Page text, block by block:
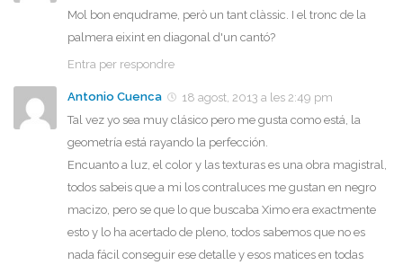
Mol bon enqudrame, però un tant clàssic. I el tronc de la
palmera eixint en diagonal d'un cantó?
Entra per respondre
Antonio Cuenca
18 agost, 2013 a les 2:49 pm
Tal vez yo sea muy clásico pero me gusta como está, la
geometría está rayando la perfección.
Encuanto a luz, el color y las texturas es una obra magistral,
todos sabeis que a mi los contraluces me gustan en negro
macizo, pero se que lo que buscaba Ximo era exactmente
esto y lo ha acertado de pleno, todos sabemos que no es
nada fácil conseguir ese detalle y esos matices en todas